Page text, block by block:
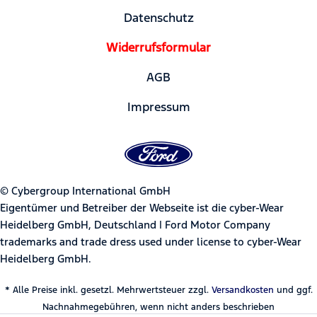
Datenschutz
Widerrufsformular
AGB
Impressum
© Cybergroup International GmbH
Eigentümer und Betreiber der Webseite ist die cyber-Wear
Heidelberg GmbH, Deutschland | Ford Motor Company
trademarks and trade dress used under license to cyber-Wear
Heidelberg GmbH.
* Alle Preise inkl. gesetzl. Mehrwertsteuer zzgl. Versandkosten und ggf.
Nachnahmegebühren, wenn nicht anders beschrieben